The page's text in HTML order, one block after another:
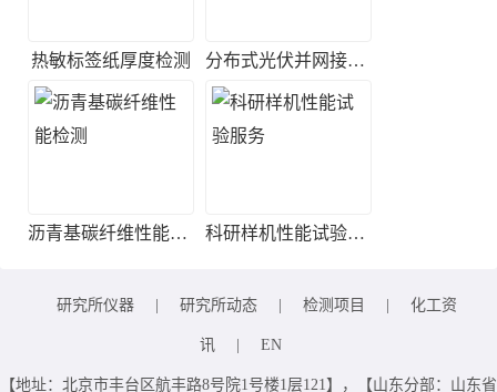
热敏标签纸厚度检测 分布式光伏并网接入测试
沥青基碳纤维性能检测 科研样机性能试验服务
研究所仪器 研究所动态 检测项目 化工资
讯 EN
【地址：北京市丰台区航丰路8号院1号楼1层121】，【山东分部：山东省